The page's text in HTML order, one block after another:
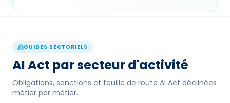
GUIDES SECTORIELS
AI Act par secteur d'activité
Obligations, sanctions et feuille de route AI Act déclinées
métier par métier.